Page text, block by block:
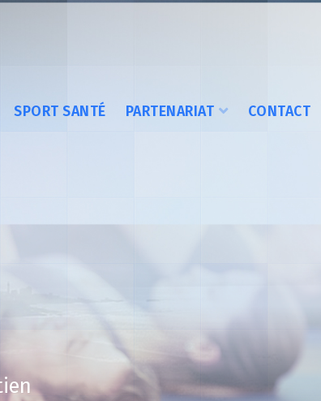
SPORT SANTÉ PARTENARIAT CONTACT